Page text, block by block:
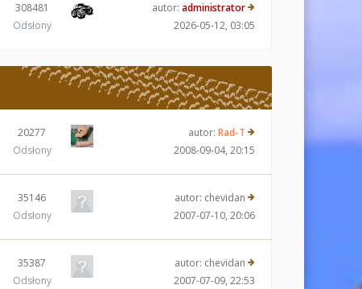
308481
Odsłony
autor: administrator
2026-05-12, 03:05
20277
Odsłony
autor: Rad-T
2008-09-04, 20:15
35146
Odsłony
autor: chevidan
2007-07-10, 20:06
35387
Odsłony
autor: chevidan
2007-07-09, 22:53